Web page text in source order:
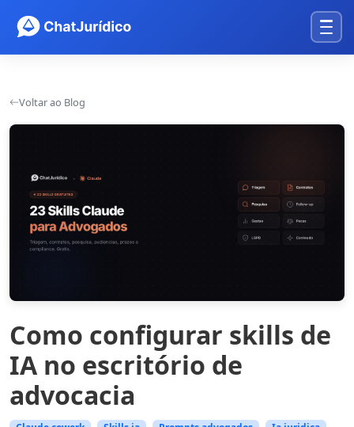
Voltar ao Blog
Como configurar skills de
IA no escritório de
advocacia